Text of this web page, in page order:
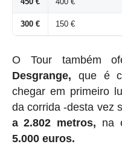
300 € 150 €
O Tour também
Desgrange, que é
chegar em primeiro
da corrida -desta vez
a 2.802 metros, na
5.000 euros.